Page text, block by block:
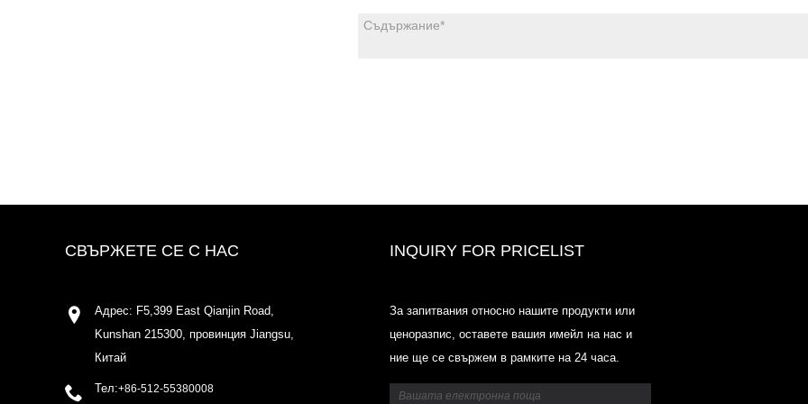
СВЪРЖЕТЕ СЕ С НАС
Адрес: F5,399 East Qianjin Road,
Kunshan 215300, провинция Jiangsu,
Китай
Тел:+86-512-55380008
INQUIRY FOR PRICELIST
За запитвания относно нашите продукти или
ценоразпис, оставете вашия имейл на нас и
ние ще се свържем в рамките на 24 часа.
2025.6.14-2025.07.25